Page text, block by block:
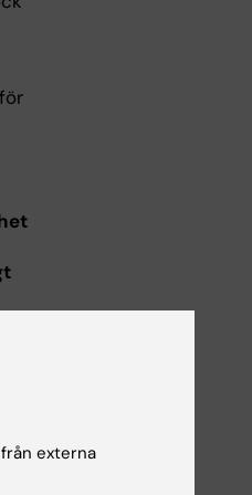
externa